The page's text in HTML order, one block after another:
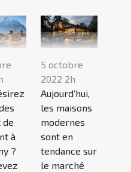
de
à
?
5 octobre
2022 2h
Aujourd’hui,
les maisons
modernes
sont en
tendance sur
le marché